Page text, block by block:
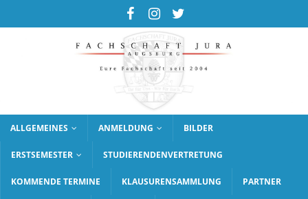
ALLGEMEINES ANMELDUNG BILDER
ERSTSEMESTER STUDIERENDENVERTRETUNG
KOMMENDE TERMINE KLAUSURENSAMMLUNG PARTNER